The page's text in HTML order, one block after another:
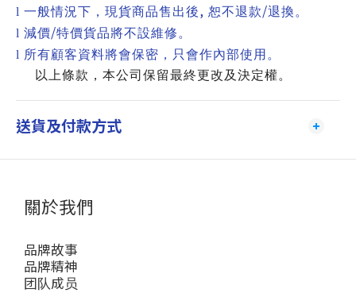
l 一般情況下，現貨商品售出後, 恕不退款/退換。
l 減價/特價貨品將不設維修。
l 所有顧客資料將會保密，只會作內部使用。
以上條款，本公司保留最終更改及決定權。
送貨及付款方式
關於我們
品牌故事
品牌精神
团队成员